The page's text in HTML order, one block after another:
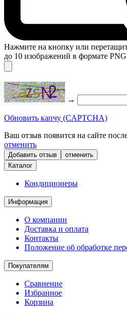
Нажмите на кнопку или
до 10 изображений в формате
→
Обновить капчу (CAPTCHA)
Ваш отзыв появится на сайте
отменить
отменить
Каталог
Кондиционеры
Информация
О компании
Доставка и оплата
Контакты
Положение об обработке
Покупателям
Сравнение
Избранное
Корзина